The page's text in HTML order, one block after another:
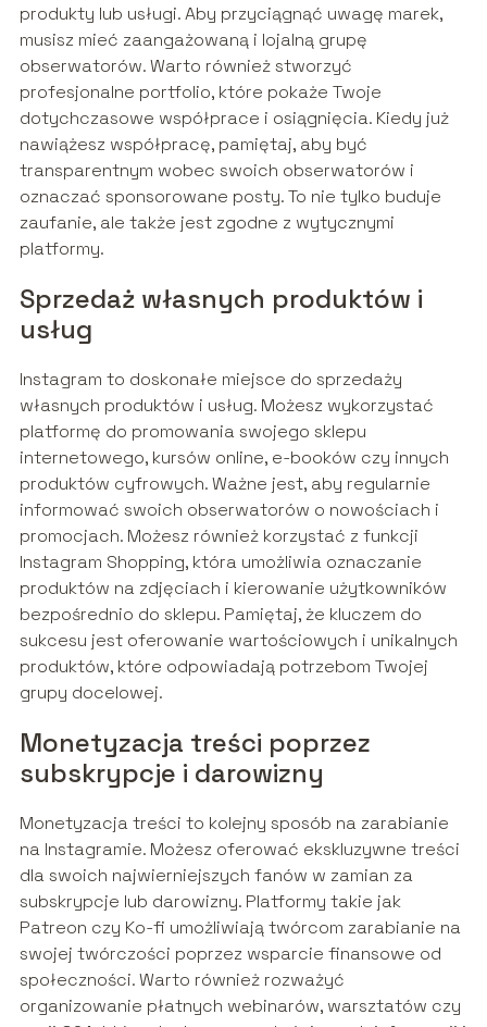
produkty lub usługi. Aby przyciągnąć uwagę marek,
musisz mieć zaangażowaną i lojalną grupę
obserwatorów. Warto również stworzyć
profesjonalne portfolio, które pokaże Twoje
dotychczasowe współprace i osiągnięcia. Kiedy już
nawiążesz współpracę, pamiętaj, aby być
transparentnym wobec swoich obserwatorów i
oznaczać sponsorowane posty. To nie tylko buduje
zaufanie, ale także jest zgodne z wytycznymi
platformy.
Sprzedaż własnych produktów i
usług
Instagram to doskonałe miejsce do sprzedaży
własnych produktów i usług. Możesz wykorzystać
platformę do promowania swojego sklepu
internetowego, kursów online, e-booków czy innych
produktów cyfrowych. Ważne jest, aby regularnie
informować swoich obserwatorów o nowościach i
promocjach. Możesz również korzystać z funkcji
Instagram Shopping, która umożliwia oznaczanie
produktów na zdjęciach i kierowanie użytkowników
bezpośrednio do sklepu. Pamiętaj, że kluczem do
sukcesu jest oferowanie wartościowych i unikalnych
produktów, które odpowiadają potrzebom Twojej
grupy docelowej.
Monetyzacja treści poprzez
subskrypcje i darowizny
Monetyzacja treści to kolejny sposób na zarabianie
na Instagramie. Możesz oferować ekskluzywne treści
dla swoich najwierniejszych fanów w zamian za
subskrypcje lub darowizny. Platformy takie jak
Patreon czy Ko-fi umożliwiają twórcom zarabianie na
swojej twórczości poprzez wsparcie finansowe od
społeczności. Warto również rozważyć
organizowanie płatnych webinarów, warsztatów czy